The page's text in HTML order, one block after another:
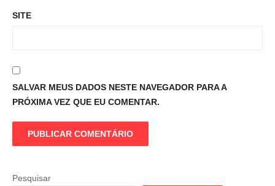
SITE
SALVAR MEUS DADOS NESTE NAVEGADOR PARA A
PRÓXIMA VEZ QUE EU COMENTAR.
Pesquisar